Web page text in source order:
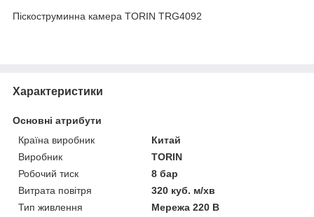
Піскоструминна камера TORIN TRG4092
Характеристики
Основні атрибути
Країна виробник
Китай
Виробник
TORIN
Робочий тиск
8 бар
Витрата повітря
320 куб. м/хв
Тип живлення
Мережа 220 В